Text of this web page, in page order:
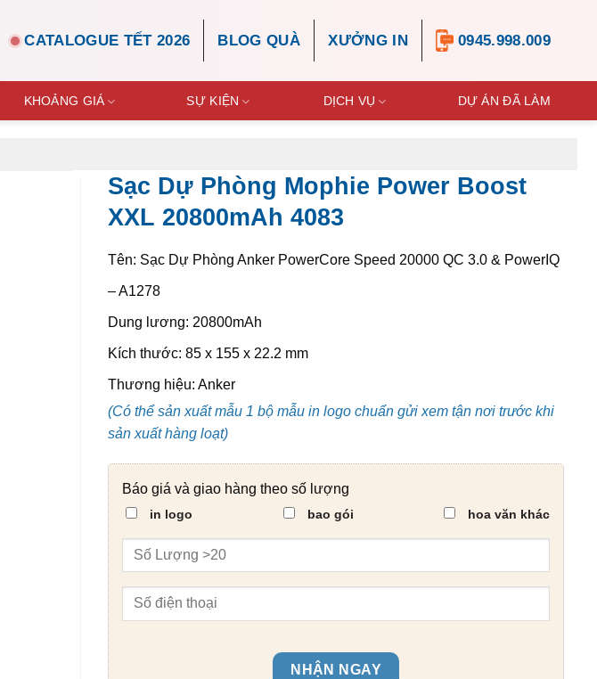
CATALOGUE TẾT 2026 BLOG QUÀ XƯỞNG IN 0945.998.009
KHOẢNG GIÁ SỰ KIỆN DỊCH VỤ DỰ ÁN ĐÃ LÀM
Sạc Dự Phòng Mophie Power Boost
XXL 20800mAh 4083
Tên: Sạc Dự Phòng Anker PowerCore Speed 20000 QC 3.0 & PowerIQ
– A1278
Dung lương: 20800mAh
Kích thước: 85 x 155 x 22.2 mm
Thương hiệu: Anker
(Có thể sản xuất mẫu 1 bộ mẫu in logo chuẩn gửi xem tận nơi trước khi
sản xuất hàng loạt)
Báo giá và giao hàng theo số lượng
in logo bao gói hoa văn khác
NHẬN NGAY